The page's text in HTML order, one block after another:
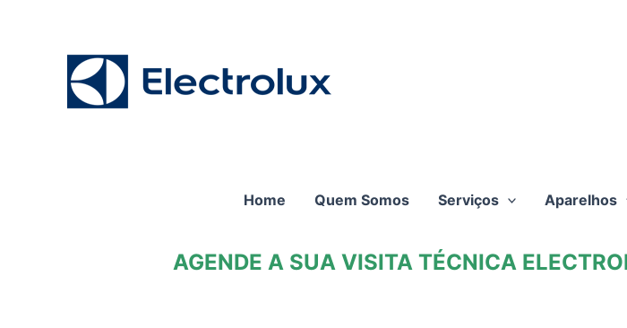
Home Quem Somos Serviços Aparelhos
AGENDE A SUA VISITA TÉCNICA